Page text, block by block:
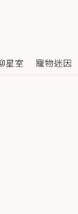
星室 寵物迷因